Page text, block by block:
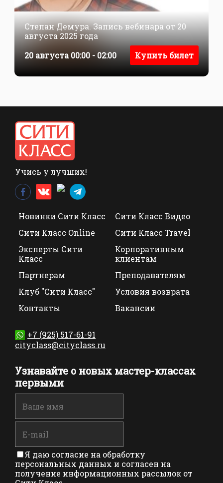
Степан Демура. Запись вебинара от 20
августа 2025 года
20 августа 00:00 - 02:00
Купить билет
Учись у лучших!
Новинки Сити Класс
Сити Класс Видео
Сити Класс Online
Сити Класс Travel
Эксперты Сити
Класс
Корпоративным
клиентам
Партнерам
Преподавателям
Клуб "Сити Класс"
Условия возврата
Контакты
Вакансии
+7 (925) 517-61-91
cityclass@cityclass.ru
Узнавайте о новых мастер-классах
первыми
Я даю согласие на обработку
персональных данных и согласен на
получение информационных рассылок от